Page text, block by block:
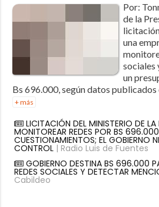
Por:
de la
una
sociales
un
Bs 696.000, según datos publicados
+ más
LICITACIÓN DEL MINISTERIO DE LA
MONITOREAR REDES POR BS
CUESTIONAMIENTOS; EL GOBIERNO
CONTROL| Radio Luis de Fuentes
GOBIERNO DESTINA BS 696.000
REDES SOCIALES Y DETECTAR
Cabildeo